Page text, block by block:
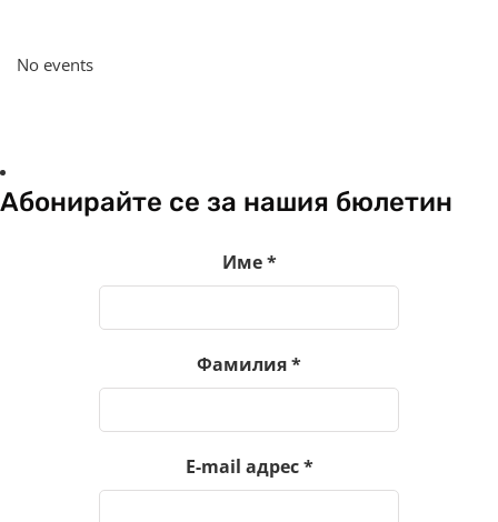
No events
Абонирайте се за нашия бюлетин
Име*
Фамилия*
E-mail адрес*